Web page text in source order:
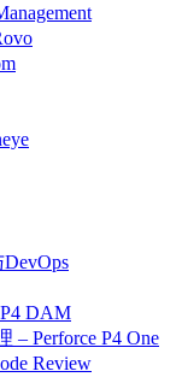
DAM
– Perforce P4 One
Review